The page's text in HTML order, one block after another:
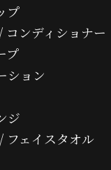
プ
コンディショナー
プ
ション
ジ
フェイスタオル